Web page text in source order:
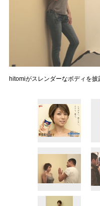
hitomiがスレンダーなボディを